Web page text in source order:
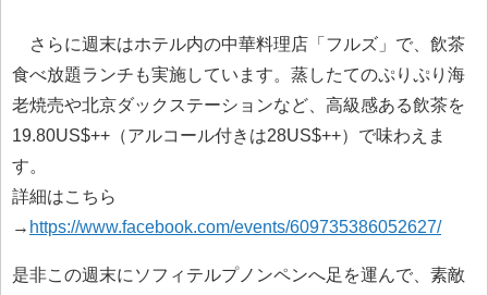
さらに週末はホテル内の中華料理店「フルズ」で、飲茶
食べ放題ランチも実施しています。蒸したてのぷりぷり海
老焼売や北京ダックステーションなど、高級感ある飲茶を
19.80US$++（アルコール付きは28US$++）で味わえま
す。
詳細はこちら
→ https://www.facebook.com/events/609735386052627/
是非この週末にソフィテルプノンペンへ足を運んで、素敵